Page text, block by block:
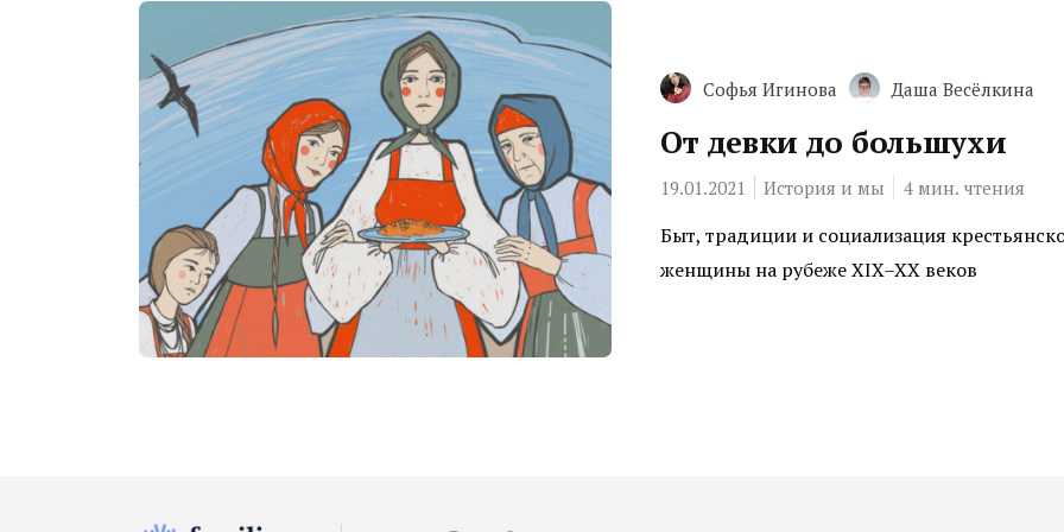
Софья Игинова Даша Весёлкина
От девки до большухи
19.01.2021 История и мы 4 мин. чтения
Быт, традиции и социализация
женщины на рубеже XIX–XX веков